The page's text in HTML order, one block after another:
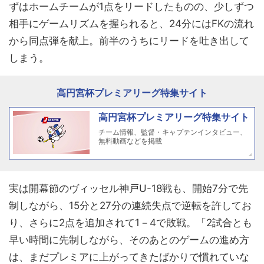
ずはホームチームが1点をリードしたものの、少しずつ
相手にゲームリズムを握られると、24分にはFKの流れ
から同点弾を献上。前半のうちにリードを吐き出して
しまう。
高円宮杯プレミアリーグ特集サイト
高円宮杯プレミアリーグ特集サイト
チーム情報、監督・キャプテンインタビュー、
無料動画などを掲載
実は開幕節のヴィッセル神戸U-18戦も、開始7分で先
制しながら、15分と27分の連続失点で逆転を許してお
り、さらに2点を追加されて1－4で敗戦。「2試合とも
早い時間に先制しながら、そのあとのゲームの進め方
は、まだプレミアに上がってきたばかりで慣れていな